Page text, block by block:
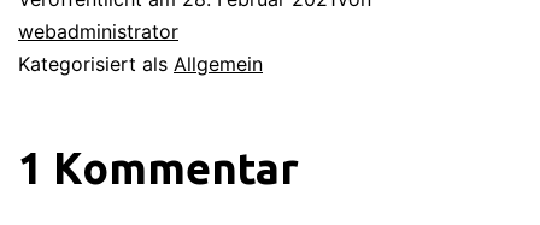
webadministrator
Kategorisiert als Allgemein
1 Kommentar